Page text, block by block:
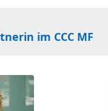
im CCC MF